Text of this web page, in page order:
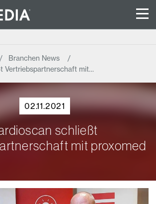
Branchen News
Vertriebspartnerschaft mit…
02.11.2021
schließt
mit proxomed